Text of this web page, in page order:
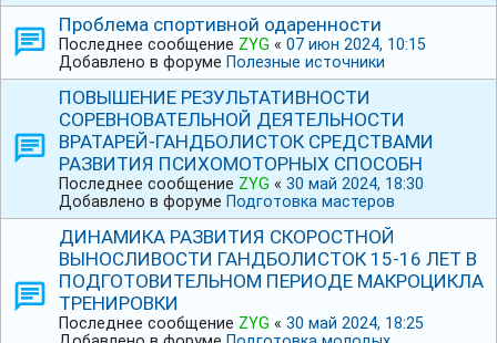
Проблема спортивной одаренности
Последнее сообщение ZYG « 07 июн 2024, 10:15
Добавлено в форуме Полезные источники
ПОВЫШЕНИЕ РЕЗУЛЬТАТИВНОСТИ
СОРЕВНОВАТЕЛЬНОЙ ДЕЯТЕЛЬНОСТИ
ВРАТАРЕЙ-ГАНДБОЛИСТОК СРЕДСТВАМИ
РАЗВИТИЯ ПСИХОМОТОРНЫХ СПОСОБН
Последнее сообщение ZYG « 30 май 2024, 18:30
Добавлено в форуме Подготовка мастеров
ДИНАМИКА РАЗВИТИЯ СКОРОСТНОЙ
ВЫНОСЛИВОСТИ ГАНДБОЛИСТОК 15-16 ЛЕТ В
ПОДГОТОВИТЕЛЬНОМ ПЕРИОДЕ МАКРОЦИКЛА
ТРЕНИРОВКИ
Последнее сообщение ZYG « 30 май 2024, 18:25